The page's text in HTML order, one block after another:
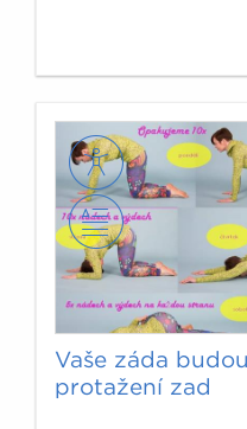
Vaše záda
protažení zad